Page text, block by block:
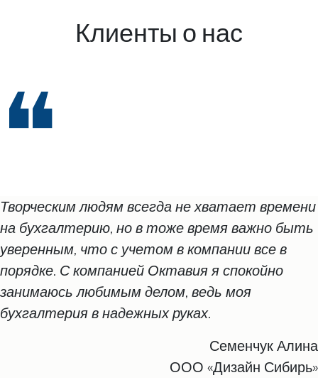
О КОМПАНИИ
Компания ОКТАВИЯ работает на рынке более 15 лет. Бухгалтерская
служба компании специализируется на ведении бухгалтерского и
налогового учета, расчете заработной платы и кадровом
делопроизводстве. Юридический отдел занимается разработкой
договоров, оспариванием сделок, представительством в суде, досудебном
работают более 20 квалифицированных специалистов с высшим
экономическим и юридическим образованием, в том числе имеющие
Клиенты о нас
❝
Творческим людям всегда не хватает времени
на бухгалтерию, но в тоже время важно быть
уверенным, что с учетом в компании все в
порядке. С компанией Октавия я спокойно
занимаюсь любимым делом, ведь моя
бухгалтерия в надежных руках.
Семенчук Алина
ООО «Дизайн Сибирь»